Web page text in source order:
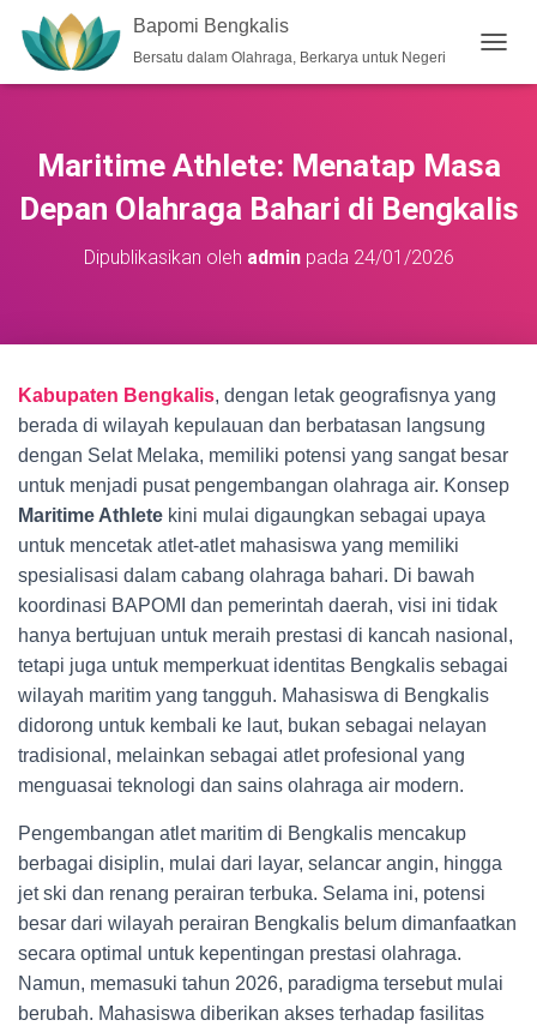
Bapomi Bengkalis
Bersatu dalam Olahraga, Berkarya untuk Negeri
O
E
N
A
Maritime Athlete: Menatap Masa
Depan Olahraga Bahari di Bengkalis
Dipublikasikan oleh adminpada 24/01/2026
Kabupaten Bengkalis, dengan letak geografisnya yang
berada di wilayah kepulauan dan berbatasan langsung
dengan Selat Melaka, memiliki potensi yang sangat besar
untuk menjadi pusat pengembangan olahraga air. Konsep
Maritime Athlete kini mulai digaungkan sebagai upaya
untuk mencetak atlet-atlet mahasiswa yang memiliki
spesialisasi dalam cabang olahraga bahari. Di bawah
koordinasi BAPOMI dan pemerintah daerah, visi ini tidak
hanya bertujuan untuk meraih prestasi di kancah nasional,
tetapi juga untuk memperkuat identitas Bengkalis sebagai
wilayah maritim yang tangguh. Mahasiswa di Bengkalis
didorong untuk kembali ke laut, bukan sebagai nelayan
tradisional, melainkan sebagai atlet profesional yang
menguasai teknologi dan sains olahraga air modern.
Pengembangan atlet maritim di Bengkalis mencakup
berbagai disiplin, mulai dari layar, selancar angin, hingga
jet ski dan renang perairan terbuka. Selama ini, potensi
besar dari wilayah perairan Bengkalis belum dimanfaatkan
secara optimal untuk kepentingan prestasi olahraga.
Namun, memasuki tahun 2026, paradigma tersebut mulai
berubah. Mahasiswa diberikan akses terhadap fasilitas